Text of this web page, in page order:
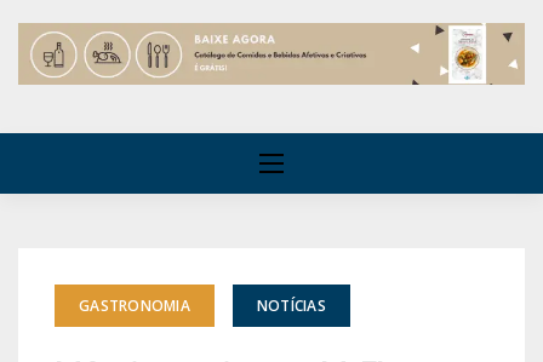
GASTRONOMIA NOTÍCIAS